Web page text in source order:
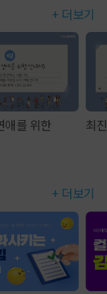
+ 더보기
애를 위한
최
+ 더보기